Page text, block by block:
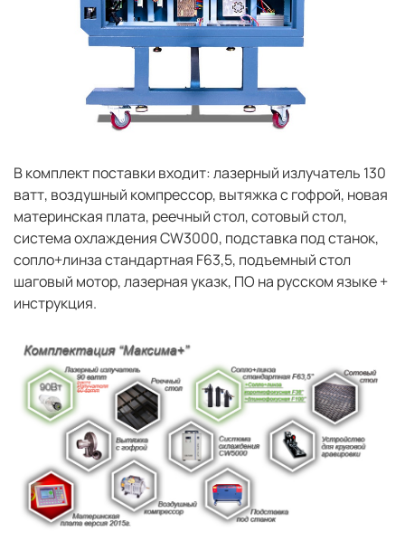
В комплект поставки входит: лазерный излучатель 130
ватт, воздушный компрессор, вытяжка с гофрой, новая
материнская плата, реечный стол, сотовый стол,
система охлаждения CW3000, подставка под станок,
сопло+линза стандартная F63,5, подъемный стол
шаговый мотор, лазерная указк, ПО на русском языке +
инструкция.